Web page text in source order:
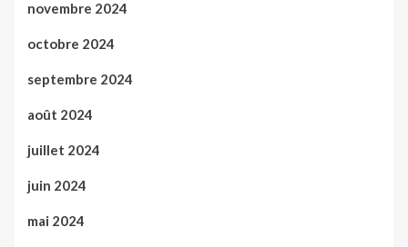
novembre 2024
octobre 2024
septembre 2024
août 2024
juillet 2024
juin 2024
mai 2024